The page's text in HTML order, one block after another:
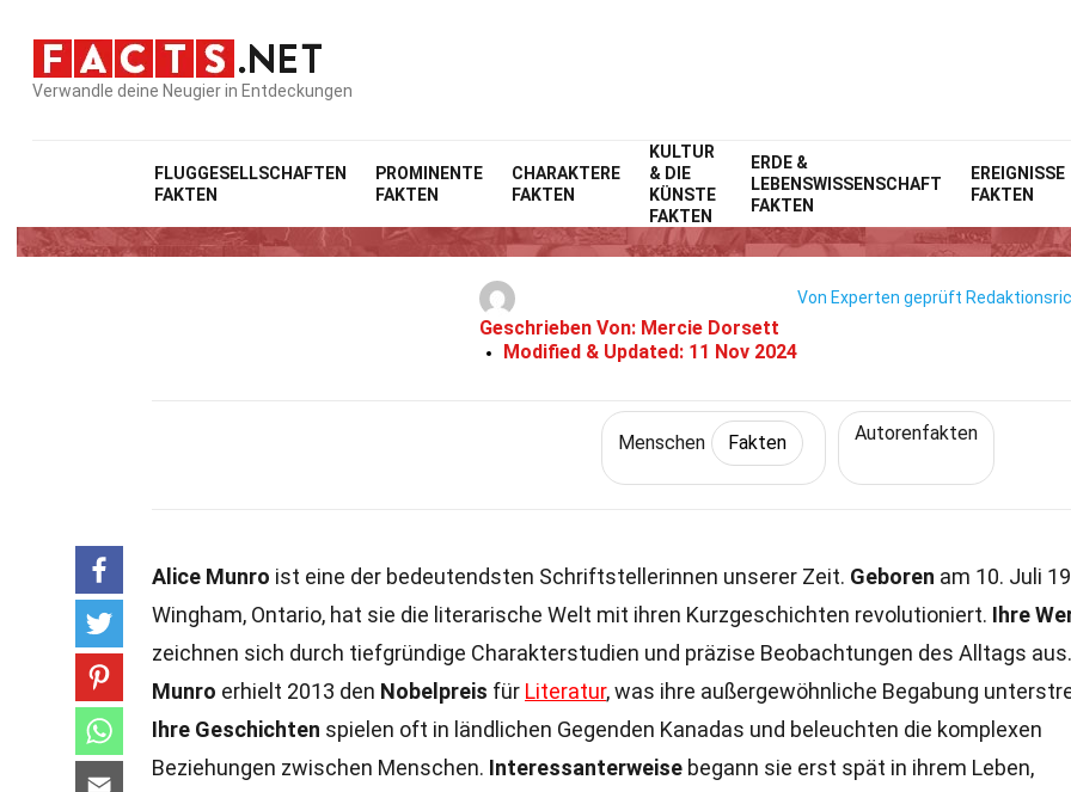
Verwandle deine Neugier in Entdeckungen
FLUGGESELLSCHAFTEN
FAKTEN
PROMINENTE
FAKTEN
CHARAKTERE
FAKTEN
KULTUR
& DIE
KÜNSTE
FAKTEN
ERDE &
LEBENSWISSENSCHAFT
FAKTEN
EREIGNISSE
FAKTEN
Home GeschichteFakten Fakten
19 Fakten Über Alice Munro
Geschrieben Von: Mercie Dorsett
Modified & Updated: 11 Nov 2024
Von Experten geprüft
Menschen Fakten Autorenfakten
Alice Munro ist eine der bedeutendsten Schriftstellerinnen unserer Zeit. Geboren am 10. Juli
Wingham, Ontario, hat sie die literarische Welt mit ihren Kurzgeschichten revolutioniert. Ihre
zeichnen sich durch tiefgründige Charakterstudien und präzise Beobachtungen des Alltags aus.
Munro erhielt 2013 den Nobelpreis für Literatur, was ihre außergewöhnliche Begabung
Ihre Geschichten spielen oft in ländlichen Gegenden Kanadas und beleuchten die komplexen
Beziehungen zwischen Menschen. Interessanterweise begann sie erst spät in ihrem Leben,